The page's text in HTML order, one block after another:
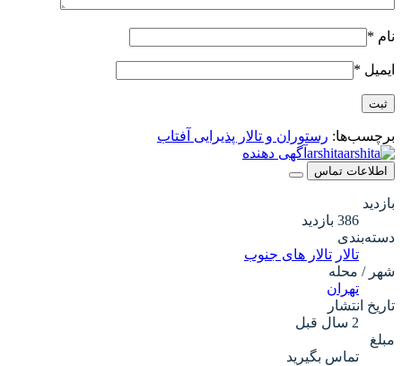
نام *
ایمیل *
برچسب‌ها: رستوران و تالار پذیرایی آفتاب
arshitaآگهی دهنده
اطلاعات تماس
بازدید
386 بازدید
دسته‌بندی
تالار تالار های جنوب
شهر / محله
تهران
تاریخ انتشار
2 سال قبل
مبلغ
تماس بگیرید